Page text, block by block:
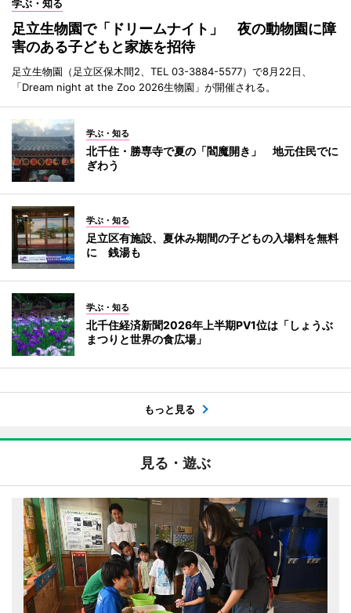
学ぶ・知る
足立生物園で「ドリームナイト」 夜の動物園に障
害のある子どもと家族を招待
足立生物園（足立区保木間2、TEL 03-3884-5577）で8月22日、
「Dream night at the Zoo 2026生物園」が開催される。
学ぶ・知る
北千住・勝専寺で夏の「閻魔開き」 地元住民でに
ぎわう
学ぶ・知る
足立区有施設、夏休み期間の子どもの入場料を無料
に 銭湯も
学ぶ・知る
北千住経済新聞2026年上半期PV1位は「しょうぶ
まつりと世界の食広場」
もっと見る
見る・遊ぶ